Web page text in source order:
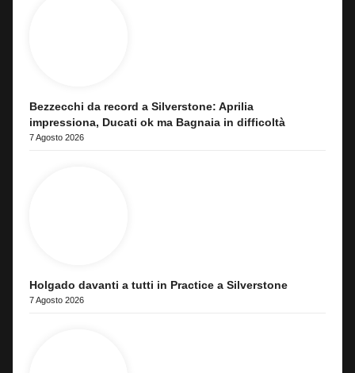
Bezzecchi da record a Silverstone: Aprilia
impressiona, Ducati ok ma Bagnaia in difficoltà
7 Agosto 2026
Holgado davanti a tutti in Practice a Silverstone
7 Agosto 2026